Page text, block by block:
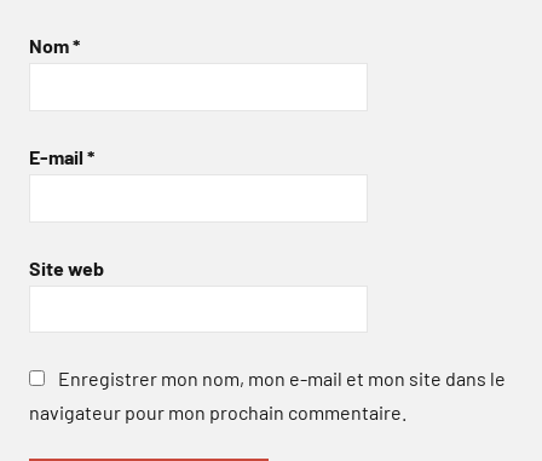
Nom*
E-mail *
Site web
Enregistrer mon nom, mon e-mail et mon site dans le
navigateur pour mon prochain commentaire.